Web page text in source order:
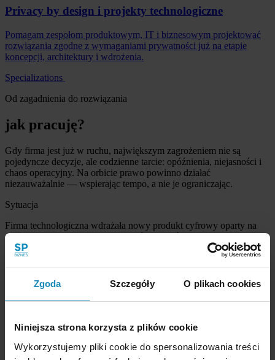
Zgoda Szczegóły O plikach cookies
Niniejsza strona korzysta z plików cookie
Wykorzystujemy pliki cookie do spersonalizowania treści
Privacy by design i projekty technologiczne
Pomagam zespołom produktowym, IT i biznesowym projektować
rozwiązania zgodne z wymaganiami prywatności już na etapie
koncepcji, architektury i wdrożenia.
Specializations
Od zagadnienia do rozwiązania
jak pracuję?
Gdy firma jest już w ruchu, największym zagrożeniem nie są
pojedyncze decyzje, ale codzienne tarcie: opóźnienia, niejasności i
chaos operacyjny. Na orbicie prawo powinno działać
niezauważalnie — wspierając tempo, a nie je ograniczając.
Sytuacja
Firma technologiczna wdrażała nowy produkt cyfrowy oparty na
przetwarzaniu danych użytkowników i współpracy z zewnętrznymi
dostawcami usług technologicznych.
Działanie
Przeanalizowałem role prawne, przepływy danych, podstawy
przetwarzania, zakres dokumentacji oraz wymagania privacy by
bez blokowania prac produktowych.
Efekt